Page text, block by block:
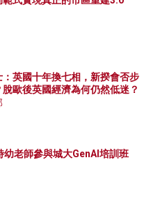
：英國十年換七相，新揆會否步
歐後英國經濟為何仍然低迷？
幼老師參與城大GenAI培訓班